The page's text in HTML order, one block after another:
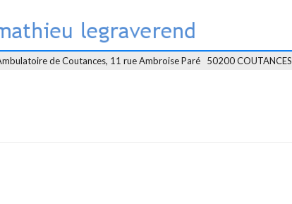
de Coutances, 11 rue Ambroise Paré   50200 COUTANCES